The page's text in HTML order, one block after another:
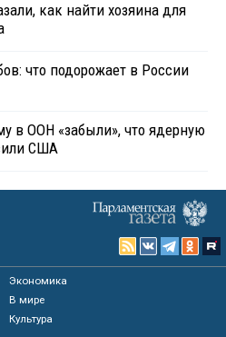
как найти хозяина для
что подорожает в России
в ООН «забыли», что ядерную
США
Экономика
В мире
Культура